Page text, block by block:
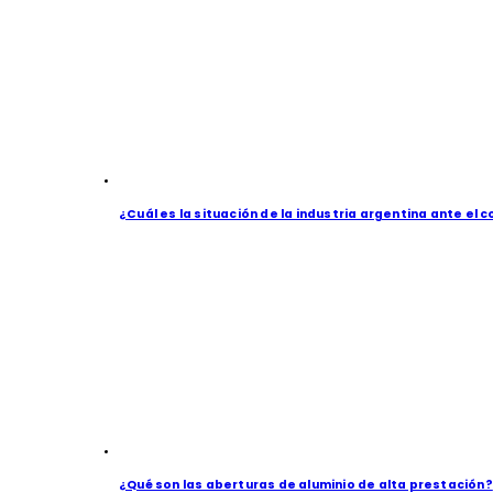
¿Cuál es la situación de la industria argentina ante el
¿Qué son las aberturas de aluminio de alta prestación?